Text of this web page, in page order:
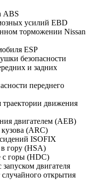
ABS
усилий EBD
торможении Nissan
ESP
безопасности
и задних
переднего
траектории движения
двигателем (АЕВ)
(ARC)
ISOFIX
гору (HSA)
с горы (HDC)
двигателя
открытия